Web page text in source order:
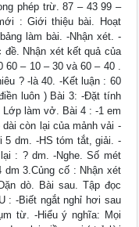
phép trừ. 87 – 43 99 –
: Giới thiệu bài. Hoạt
làm bài. -Nhận xét. -
Nhận xét kết quả của
60 – 10 – 30 và 60 – 40 .
? -là 40. -Kết luận : 60
luôn ) Bài 3: -Đặt tính
Lớp làm vở. Bài 4 : -1 em
còn lại của mảnh vải -
5 dm. -HS tóm tắt, giải. -
: ? dm. -Nghe. Số mét
3.Củng cố : Nhận xét
dò. Bài sau. Tập đọc
: -Biết ngắt nghỉ hơi sau
từ. -Hiểu ý nghĩa: Mọi